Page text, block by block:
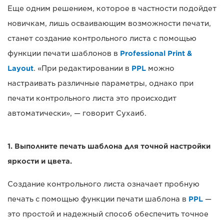
Еще одним решением, которое в частности подойдет
новичкам, лишь осваивающим возможности печати,
станет создание контрольного листа с помощью
функции печати шаблонов в Professional Print &
Layout. «При редактировании в PPL можно
настраивать различные параметры, однако при
печати контрольного листа это происходит
автоматически», — говорит Сухаиб.
1. Выполните печать шаблона для точной настройки
яркости и цвета.
Создание контрольного листа означает пробную
печать с помощью функции печати шаблона в PPL —
это простой и надежный способ обеспечить точное